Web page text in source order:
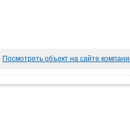
Посмотреть объект на сайте